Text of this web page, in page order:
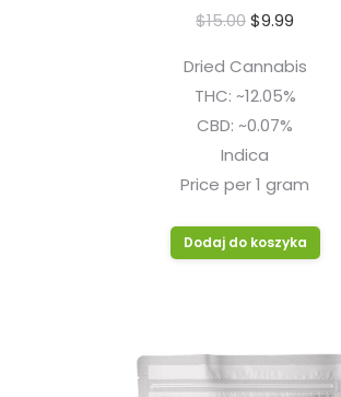
$15.00Pierwotna
wynosiła:
$15.00.
$9.99
wynosi:
$9.99.
Dried Cannabis
THC: ~12.05%
CBD: ~0.07%
Indica
Price per 1 gram
Dodaj do koszyka